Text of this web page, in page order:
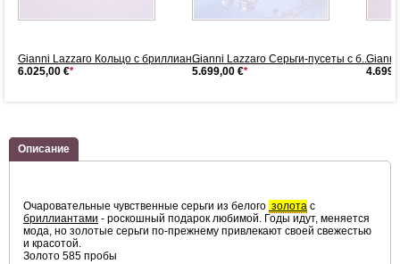
Gianni Lazzaro Кольцо с бриллиан...
6.025,00 €*
Gianni Lazzaro Cерьги-пусеты с б...
5.699,00 €*
Gianni
Описание
Очаровательные чувственные серьги из белого золота с
бриллиантами - роскошный подарок любимой. Годы идут, меняется
мода, но золотые серьги по-прежнему привлекают своей свежестью
и красотой.
Золото 585 пробы